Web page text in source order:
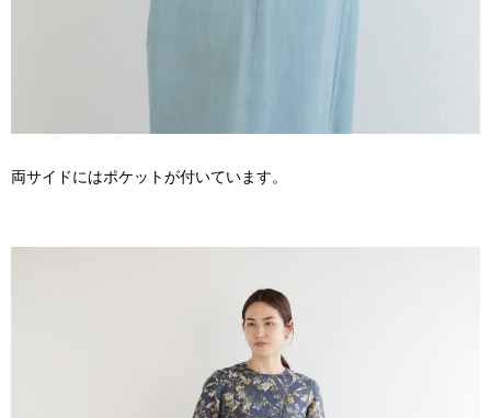
両サイドにはポケットが付いています。